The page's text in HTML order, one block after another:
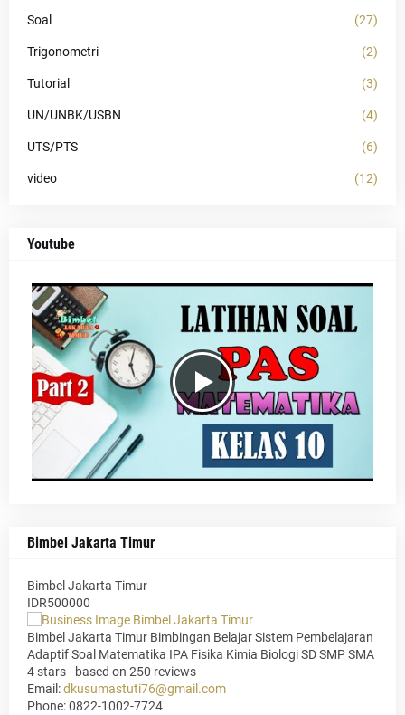
Soal (27)
Trigonometri (2)
Tutorial (3)
UN/UNBK/USBN (4)
UTS/PTS (6)
video (12)
Youtube
Bimbel Jakarta Timur
Bimbel Jakarta Timur
IDR500000
Bimbel Jakarta Timur Bimbingan Belajar Sistem Pembelajaran
Adaptif Soal Matematika IPA Fisika Kimia Biologi SD SMP SMA
4 stars - based on 250 reviews
Email:dkusumastuti76@gmail.com
Phone:0822-1002-7724